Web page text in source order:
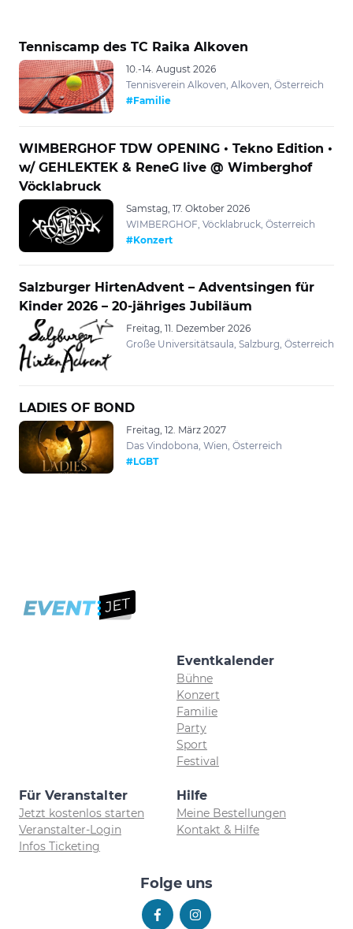
Tenniscamp des TC Raika Alkoven
10.-14. August 2026
Tennisverein Alkoven, Alkoven, Österreich
#Familie
WIMBERGHOF TDW OPENING • Tekno Edition •
w/ GEHLEKTEK & ReneG live @ Wimberghof
Vöcklabruck
Samstag, 17. Oktober 2026
WIMBERGHOF, Vöcklabruck, Österreich
#Konzert
Salzburger HirtenAdvent – Adventsingen für
Kinder 2026 – 20-jähriges Jubiläum
Freitag, 11. Dezember 2026
Große Universitätsaula, Salzburg, Österreich
LADIES OF BOND
Freitag, 12. März 2027
Das Vindobona, Wien, Österreich
#LGBT
Eventkalender
Bühne
Konzert
Familie
Party
Sport
Festival
Für Veranstalter
Jetzt kostenlos starten
Veranstalter-Login
Infos Ticketing
Hilfe
Meine Bestellungen
Kontakt & Hilfe
Folge uns